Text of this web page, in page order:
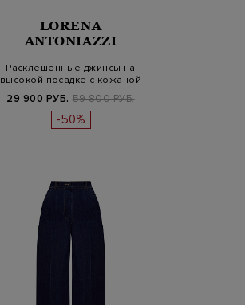
LORENA
ANTONIAZZI
Расклешенные джинсы на
высокой посадке с кожаной
нашив…
29 900 РУБ. 59 800 РУБ.
-50%